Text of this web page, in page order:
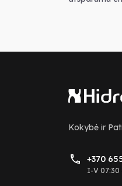
Kokybė ir
+370
I-V 07:30